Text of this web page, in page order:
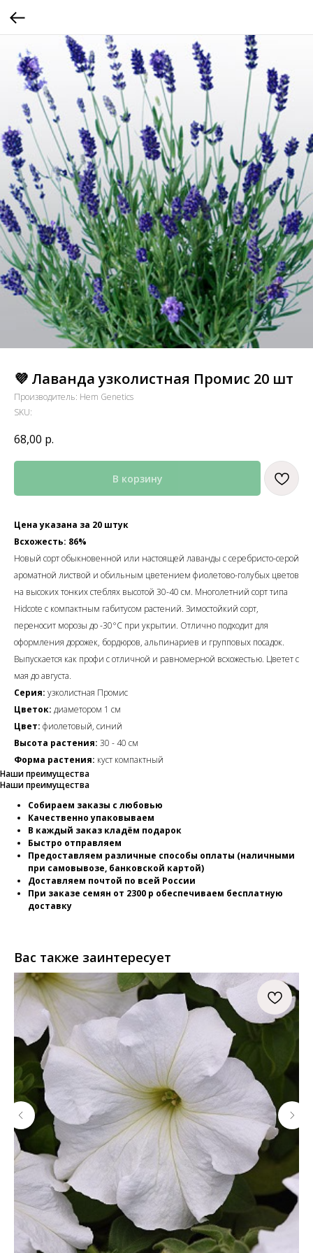
💜 Лаванда узколистная Промис 20 шт
Производитель: Hem Genetics
SKU:
68,00 р.
В корзину
Цена указана за 20 штук
Всхожесть: 86%
Новый сорт обыкновенной или настоящей лаванды с серебристо-серой
ароматной листвой и обильным цветением фиолетово-голубых цветов
на высоких тонких стеблях высотой 30-40 см. Многолетний сорт типа
Hidcote с компактным габитусом растений. Зимостойкий сорт,
переносит морозы до -30°С при укрытии. Отлично подходит для
оформления дорожек, бордюров, альпинариев и групповых посадок.
Выпускается как профи с отличной и равномерной всхожестью. Цветет с
мая до августа.
Серия: узколистная Промис
Цветок: диаметором 1 см
Цвет: фиолетовый, синий
Высота растения: 30 - 40 см
Форма растения: куст компактный
Наши преимущества
Наши преимущества
Собираем заказы с любовью
Качественно упаковываем
В каждый заказ кладём подарок
Быстро отправляем
Предоставляем различные способы оплаты (наличными
при самовывозе, банковской картой)
Доставляем почтой по всей России
При заказе семян от 2300 р обеспечиваем бесплатную
доставку
Вас также заинтересует